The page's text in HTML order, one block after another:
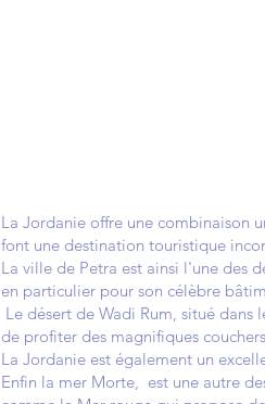
La Jordanie offre une combinaison
font une destination touristique
La ville de Petra est ainsi l'une des
en particulier pour son célèbre
Le désert de Wadi Rum, situé
de profiter des magnifiques
La Jordanie est également un
Enfin la mer Morte, est une autre